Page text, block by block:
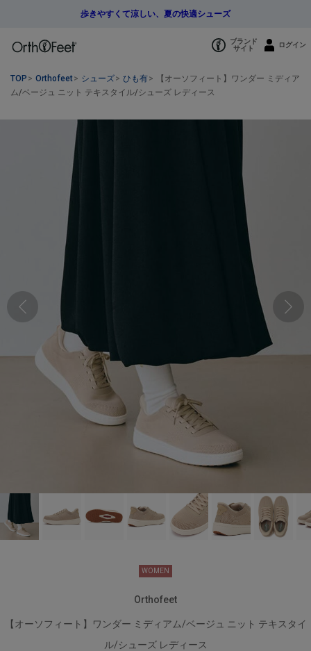
歩きやすくて涼しい、夏の快適シューズ
ブランド
サイト
ログイン
TOP > Orthofeet> シューズ> ひも有>
【オーソフィート】ワンダー ミディア
ム/ベージュ ニット テキスタイル/シューズ レディース
WOMEN
Orthofeet
【オーソフィート】ワンダー ミディアム/ベージュ ニット テキスタイ
ル/シューズ レディース
カートに入れる
¥19,800
W5.5（22.5cm）
W6（23.0cm）
W6.5（23.5cm）
残り1点
W7（24.0cm）
残り1点
カートに入れる
W7.5（24.5cm）
カートに入れる
W8.5（25.5cm）
残り1点
カートに入れる